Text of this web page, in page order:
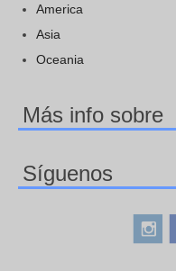
America
Asia
Oceania
Más info sobre
Síguenos